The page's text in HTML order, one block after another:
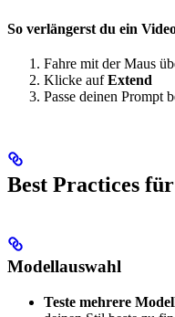
So verlängerst du ein
Fahre mit der Maus
Klicke aufExtend
Passe deinen Prompt
Best Practices
Modellauswahl
Teste mehrere